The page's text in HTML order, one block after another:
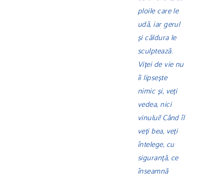
ploile care le
udă, iar gerul
și căldura le
sculptează.
Viței de vie nu
îi lipsește
nimic și, veți
vedea, nici
vinului! Când îl
veți bea, veți
întelege, cu
siguranță, ce
înseamnă